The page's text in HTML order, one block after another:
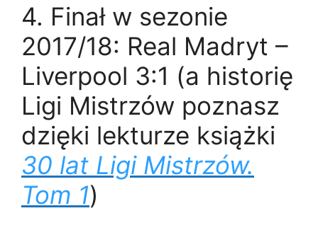
4. Finał w sezonie
2017/18: Real Madryt –
Liverpool 3:1 (a historię
Ligi Mistrzów poznasz
dzięki lekturze książki
30 lat Ligi Mistrzów.
Tom 1)